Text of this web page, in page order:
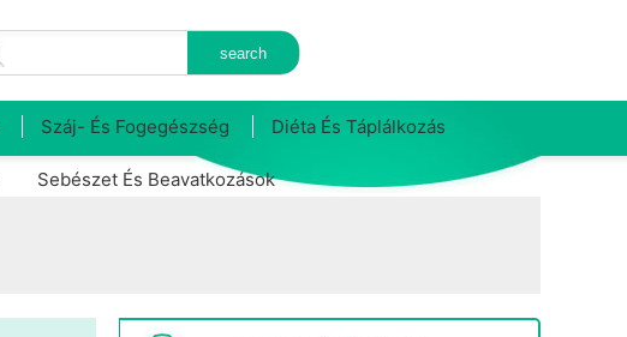
Száj- És Fogegészség Diéta És Táplálkozás
Sebészet És Beavatkozások